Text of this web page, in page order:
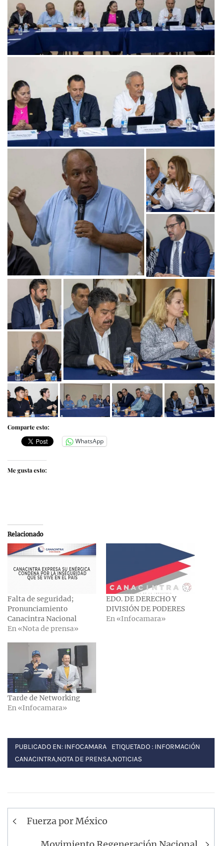
Comparte esto:
WhatsApp
Me gusta esto:
Relacionado
Falta de seguridad;
Pronunciamiento
Canacintra Nacional
En «Nota de prensa»
EDO. DE DERECHO Y
DIVISIÓN DE PODERES
En «Infocamara»
Tarde de Networking
En «Infocamara»
PUBLICADO EN: INFOCAMARA ETIQUETADO : INFORMACIÓN
CANACINTRA,NOTA DE PRENSA,NOTICIAS
Navegación
Fuerza por México